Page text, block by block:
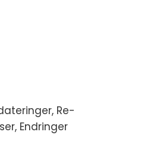
Re-
Endringer